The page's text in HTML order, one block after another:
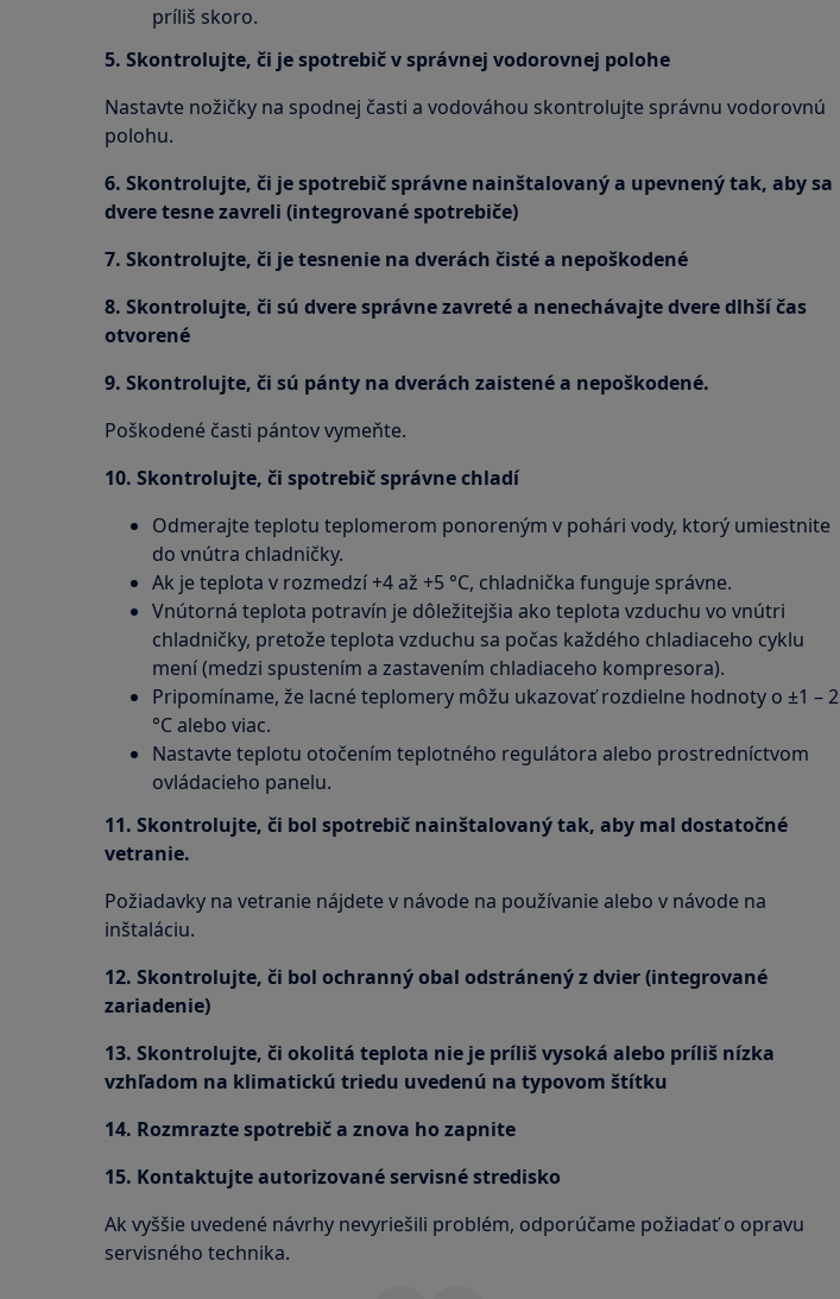
príliš skoro.
5. Skontrolujte, či je spotrebič v správnej vodorovnej polohe
Nastavte nožičky na spodnej časti a vodováhou skontrolujte správnu vodorovnú
polohu.
6. Skontrolujte, či je spotrebič správne nainštalovaný a upevnený tak, aby sa
dvere tesne zavreli (integrované spotrebiče)
7. Skontrolujte, či je tesnenie na dverách čisté a nepoškodené
8. Skontrolujte, či sú dvere správne zavreté a nenechávajte dvere dlhší čas
otvorené
9. Skontrolujte, či sú pánty na dverách zaistené a nepoškodené.
Poškodené časti pántov vymeňte.
10. Skontrolujte, či spotrebič správne chladí
Odmerajte teplotu teplomerom ponoreným v pohári vody, ktorý umiestnite
do vnútra chladničky.
Ak je teplota v rozmedzí +4 až +5 °C, chladnička funguje správne.
Vnútorná teplota potravín je dôležitejšia ako teplota vzduchu vo vnútri
chladničky, pretože teplota vzduchu sa počas každého chladiaceho cyklu
mení (medzi spustením a zastavením chladiaceho kompresora).
Pripomíname, že lacné teplomery môžu ukazovať rozdielne hodnoty o ±1 – 2
°C alebo viac.
Nastavte teplotu otočením teplotného regulátora alebo prostredníctvom
ovládacieho panelu.
11. Skontrolujte, či bol spotrebič nainštalovaný tak, aby mal dostatočné
vetranie.
Požiadavky na vetranie nájdete v návode na používanie alebo v návode na
inštaláciu.
12. Skontrolujte, či bol ochranný obal odstránený z dvier (integrované
zariadenie)
13. Skontrolujte, či okolitá teplota nie je príliš vysoká alebo príliš nízka
vzhľadom na klimatickú triedu uvedenú na typovom štítku
14. Rozmrazte spotrebič a znova ho zapnite
15. Kontaktujte autorizované servisné stredisko
Ak vyššie uvedené návrhy nevyriešili problém, odporúčame požiadať o opravu
servisného technika.